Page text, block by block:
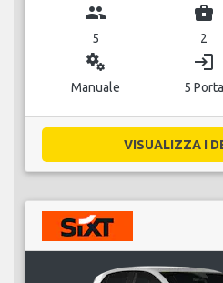
group
5
business_center
2
miscellaneous_services
Manuale
login
5 Porta
VISUALIZZA I